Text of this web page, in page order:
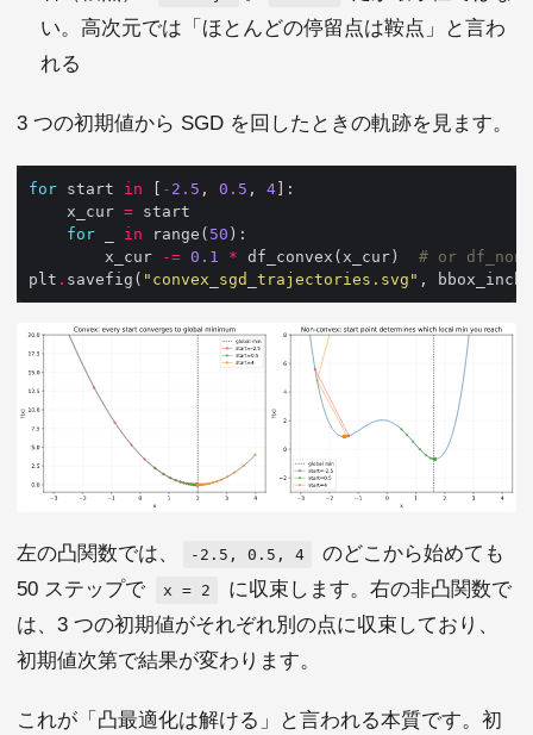
い。高次元では「ほとんどの停留点は鞍点」と言わ
れる
3 つの初期値から SGD を回したときの軌跡を見ます。
for start in - 2.5 , 0.5 , 4
    x_cur
=
for
in range( 50
        x_cur
-= 0.1 * df_convex(x_cur) # or
plt . savefig( "convex_sgd_trajectories.svg" ,
左の凸関数では、 -2.5, 0.5, 4
のどこから始めても
50 ステップで
x = 2
に収束します。右の非凸関数で
は、3 つの初期値がそれぞれ別の点に収束しており、
初期値次第で結果が変わります。
これが「凸最適化は解ける」と言われる本質です。初